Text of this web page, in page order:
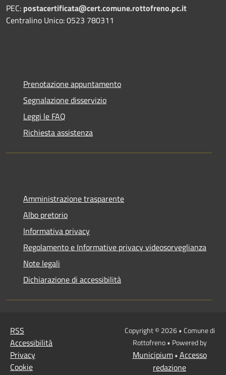
PEC: postacertificata@cert.comune.rottofreno.pc.it
Centralino Unico: 0523 780311
Prenotazione appuntamento
Segnalazione disservizio
Leggi le FAQ
Richiesta assistenza
Amministrazione trasparente
Albo pretorio
Informativa privacy
Regolamento e Informative privacy videosorveglianza
Note legali
Dichiarazione di accessibilità
RSS
Accessibilità
Privacy
Cookie
Copyright © 2026 • Comune di
Rottofreno • Powered by
Municipium• Accesso
redazione